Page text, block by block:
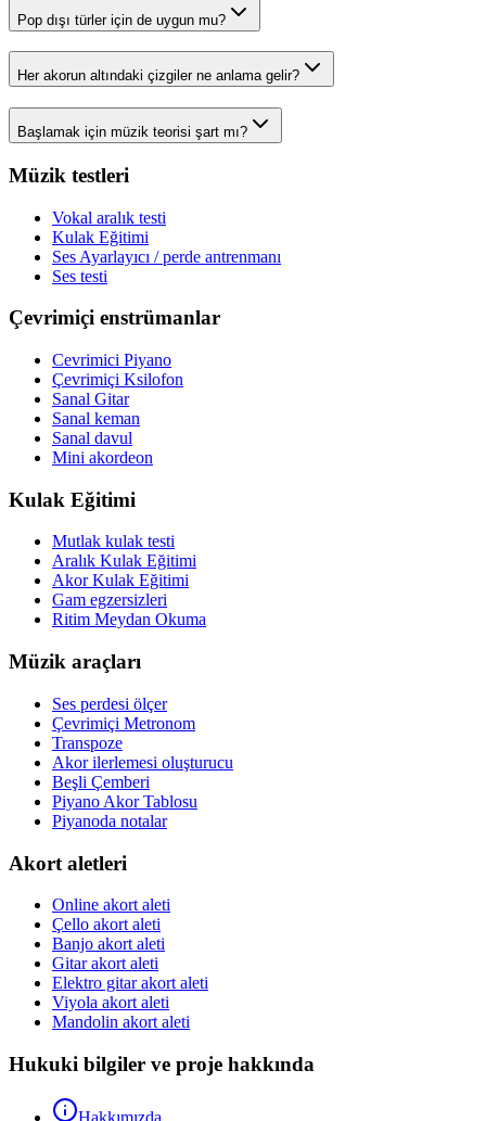
Pop dışı türler için de uygun mu?
Her akorun altındaki çizgiler ne anlama gelir?
Başlamak için müzik teorisi şart mı?
Müzik testleri
Vokal aralık testi
Kulak Eğitimi
Ses Ayarlayıcı / perde antrenmanı
Ses testi
Çevrimiçi enstrümanlar
Cevrimici Piyano
Çevrimiçi Ksilofon
Sanal Gitar
Sanal keman
Sanal davul
Mini akordeon
Kulak Eğitimi
Mutlak kulak testi
Aralık Kulak Eğitimi
Akor Kulak Eğitimi
Gam egzersizleri
Ritim Meydan Okuma
Müzik araçları
Ses perdesi ölçer
Çevrimiçi Metronom
Transpoze
Akor ilerlemesi oluşturucu
Beşli Çemberi
Piyano Akor Tablosu
Piyanoda notalar
Akort aletleri
Online akort aleti
Çello akort aleti
Banjo akort aleti
Gitar akort aleti
Elektro gitar akort aleti
Viyola akort aleti
Mandolin akort aleti
Hukuki bilgiler ve proje hakkında
Hakkımızda